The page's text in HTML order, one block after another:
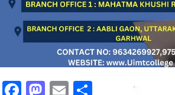
Facebook
Mastodon
EmailShare